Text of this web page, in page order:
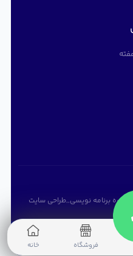
دوره برنامه نویسی,,طراحی سایت
فروشگاه خانه